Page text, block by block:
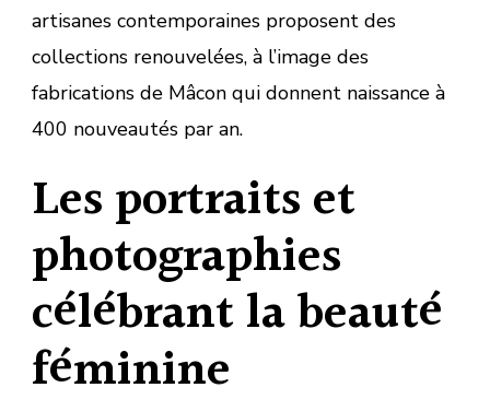
artisanes contemporaines proposent des
collections renouvelées, à l’image des
fabrications de Mâcon qui donnent naissance à
400 nouveautés par an.
Les portraits et
photographies
célébrant la beauté
féminine